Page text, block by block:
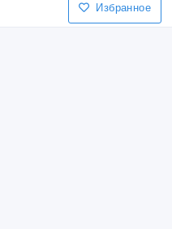
Избранное